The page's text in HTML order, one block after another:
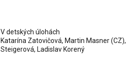
V detských úlohách
Katarína Zatovičová, Martin Masner (CZ),
Steigerová, Ladislav Korený